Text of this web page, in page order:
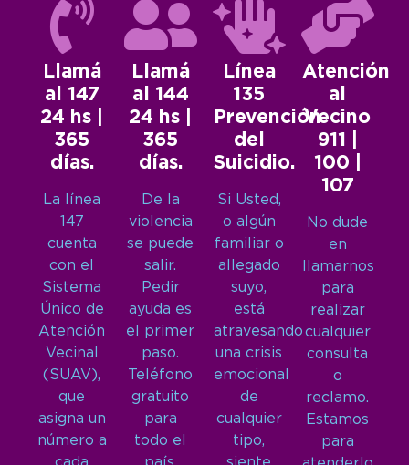
Llamá
al 147
24 hs |
365
días.
La línea
147
cuenta
con el
Sistema
Único de
Atención
Vecinal
(SUAV),
que
asigna un
número a
Llamá
al 144
24 hs |
365
días.
De la
violencia
se puede
salir.
Pedir
ayuda es
el primer
paso.
Teléfono
gratuito
para
todo el
Línea
135
Prevención
del
Suicidio.
Si Usted,
o algún
familiar o
allegado
suyo,
está
atravesando
una crisis
emocional
de
cualquier
tipo,
Atención
al
Vecino
911 |
100 |
107
No dude
en
llamarnos
para
realizar
cualquier
consulta
o
reclamo.
Estamos
para